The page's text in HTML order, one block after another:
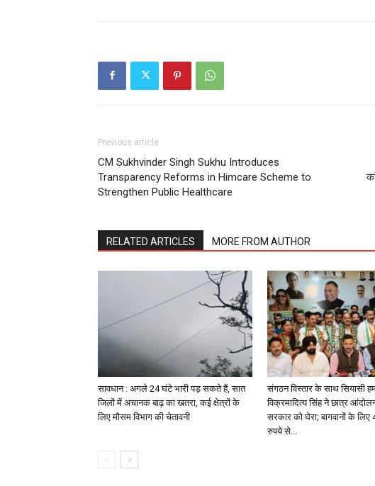
Previous article
CM Sukhvinder Singh Sukhu Introduces
Transparency Reforms in Himcare Scheme to
Strengthen Public Healthcare
RELATED ARTICLES MORE FROM AUTHOR
सावधान : अगले 24 घंटे भारी पड़ सकते हैं, सात
जिलों में अचानक बाढ़ का खतरा, कई क्षेत्रों के
लिए मौसम विभाग की चेतावनी
संगठन विस्तार के साथ सियासी
विक्रमादित्य सिंह ने छात्र
सरकार को घेरा; बागवानों के
रुपये से...